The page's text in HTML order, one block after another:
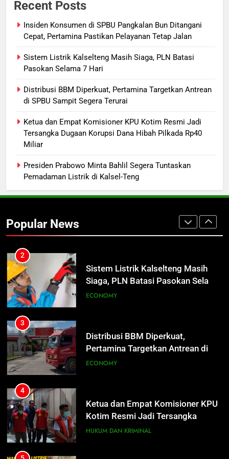
Recent Posts
Insiden Konsumen di SPBU Pangkalan Bun Ditangani
Cepat, Pertamina Pastikan Pelayanan Tetap Jalan
Sistem Listrik Kalselteng Masih Siaga, PLN Batasi
Pasokan Selama 7 Hari
Distribusi BBM Diperkuat, Pertamina Targetkan Antrean
di SPBU Sampit Segera Terurai
Ketua dan Empat Komisioner KPU Kotim Resmi Jadi
Tersangka Dugaan Korupsi Dana Hibah Pilkada Rp40
Miliar
Presiden Prabowo Minta Bahlil Segera Tuntaskan
Pemadaman Listrik di Kalsel-Teng
Popular News
Mulai Diterapkan di Palangka Raya
ECONOMY
8
Manajemen FEB UPR Cetak
Program Magang Berdampak
ECONOMY
1
Insiden Konsumen di SPBU
Tetap Jalan
ECONOMY
2
Sistem Listrik Kalselteng Masih
Siaga, PLN Batasi Pasokan Selama
3
Distribusi BBM Diperkuat,
Pertamina Targetkan Antrean di
SPBU Sampit Segera Terurai
ECONOMY
4
Ketua dan Empat Komisioner KPU
Kotim Resmi Jadi Tersangka
Dugaan Korupsi Dana Hibah
HUKUM DAN KRIMINAL
5
Presiden Prabowo Minta Bahlil
Segera Tuntaskan Pemadaman
Listrik di Kalsel-Teng
NUSANTARA